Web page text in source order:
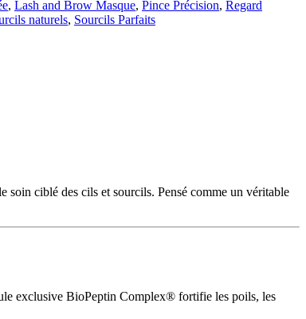
, Lash and Brow Masque, Pince Précision, Regard
naturels, Sourcils Parfaits
soin ciblé des cils et sourcils. Pensé comme un véritable
exclusive BioPeptin Complex® fortifie les poils, les